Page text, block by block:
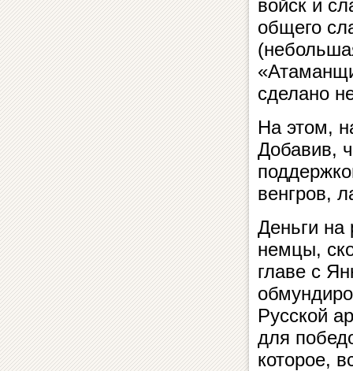
войск и
общего
сделано
На этом,
Добавив,
венгров,
Деньги на
немцы,
главе с
Русской
для
которое,